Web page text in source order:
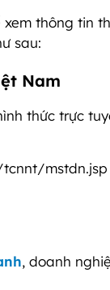
thông tin
sau:
Nam
thức trực
, doanh